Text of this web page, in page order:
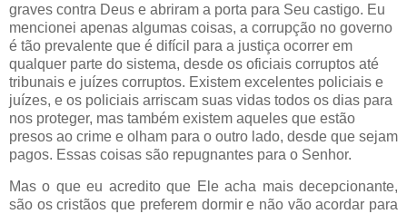
graves contra Deus e abriram a porta para Seu castigo. Eu
mencionei apenas algumas coisas, a corrupção no governo
é tão prevalente que é difícil para a justiça ocorrer em
qualquer parte do sistema, desde os oficiais corruptos até
tribunais e juízes corruptos. Existem excelentes policiais e
juízes, e os policiais arriscam suas vidas todos os dias para
nos proteger, mas também existem aqueles que estão
presos ao crime e olham para o outro lado, desde que sejam
pagos. Essas coisas são repugnantes para o Senhor.
Mas o que eu acredito que Ele acha mais decepcionante,
são os cristãos que preferem dormir e não vão acordar para